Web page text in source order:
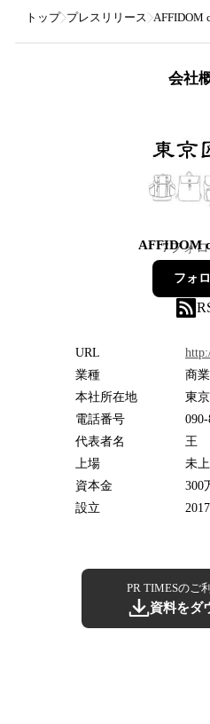
トップ プレスリリース AFFIDOM
会社
AFFIDOM
7フォ
フォ
URL
業種
商
本社所在地
東
電話番号
代表者名
王
上場
未
資本金
300
設立
PR TIMESのご
資料をダ